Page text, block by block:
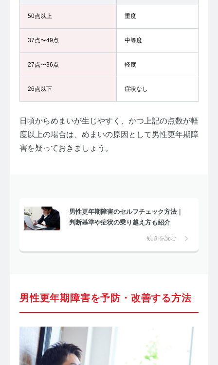
50点以上 重度
37点〜49点 中等度
27点〜36点 軽度
26点以下 症状なし
日頃からめまいが生じやすく、かつ上記の点数が軽
度以上の場合は、めまいの原因として男性更年期障
害を疑っておきましょう。
男性更年期障害のセルフチェック方法｜
判断基準や症状の乗り越え方も紹介
続きを読む
男性更年期障害を予防・改善する方法